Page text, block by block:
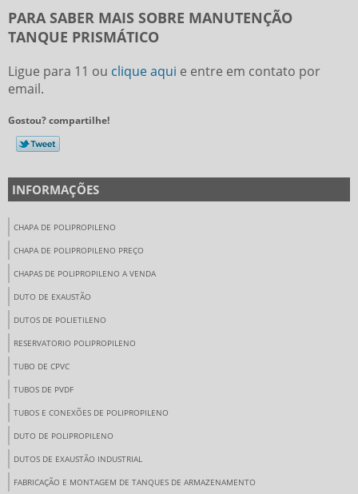
PARA SABER MAIS SOBRE MANUTENÇÃO
TANQUE PRISMÁTICO
Ligue para 11 ou clique aqui e entre em contato por
email.
Gostou? compartilhe!
INFORMAÇÕES
CHAPA DE POLIPROPILENO
CHAPA DE POLIPROPILENO PREÇO
CHAPAS DE POLIPROPILENO A VENDA
DUTO DE EXAUSTÃO
DUTOS DE POLIETILENO
RESERVATORIO POLIPROPILENO
TUBO DE CPVC
TUBOS DE PVDF
TUBOS E CONEXÕES DE POLIPROPILENO
DUTO DE POLIPROPILENO
DUTOS DE EXAUSTÃO INDUSTRIAL
FABRICAÇÃO E MONTAGEM DE TANQUES DE ARMAZENAMENTO